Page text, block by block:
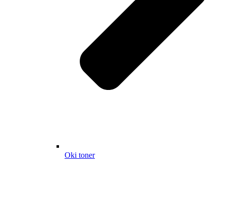
Oki toner